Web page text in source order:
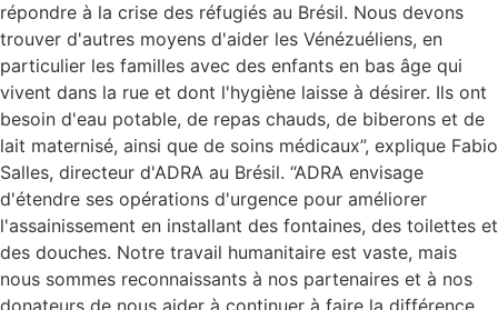
répondre à la crise des réfugiés au Brésil. Nous devons
trouver d'autres moyens d'aider les Vénézuéliens, en
particulier les familles avec des enfants en bas âge qui
vivent dans la rue et dont l'hygiène laisse à désirer. Ils ont
besoin d'eau potable, de repas chauds, de biberons et de
lait maternisé, ainsi que de soins médicaux”, explique Fabio
Salles, directeur d'ADRA au Brésil. “ADRA envisage
d'étendre ses opérations d'urgence pour améliorer
l'assainissement en installant des fontaines, des toilettes et
des douches. Notre travail humanitaire est vaste, mais
nous sommes reconnaissants à nos partenaires et à nos